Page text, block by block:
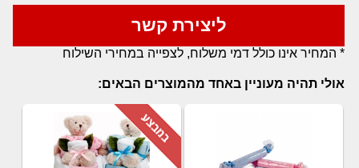
ליצירת קשר
* המחיר אינו כולל דמי משלוח, לצפייה במחירי השילוח
אולי תהיה מעוניין באחד מהמוצרים הבאים: